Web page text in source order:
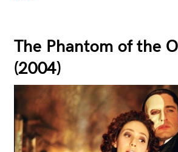
The Phantom of the
(2004)